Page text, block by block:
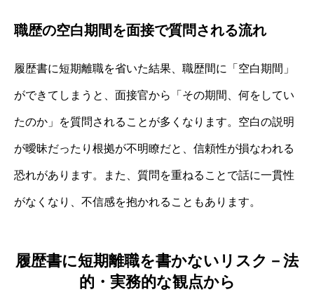
職歴の空白期間を面接で質問される流れ
履歴書に短期離職を省いた結果、職歴間に「空白期間」
ができてしまうと、面接官から「その期間、何をしてい
たのか」を質問されることが多くなります。空白の説明
が曖昧だったり根拠が不明瞭だと、信頼性が損なわれる
恐れがあります。また、質問を重ねることで話に一貫性
がなくなり、不信感を抱かれることもあります。
履歴書に短期離職を書かないリスク－法
的・実務的な観点から